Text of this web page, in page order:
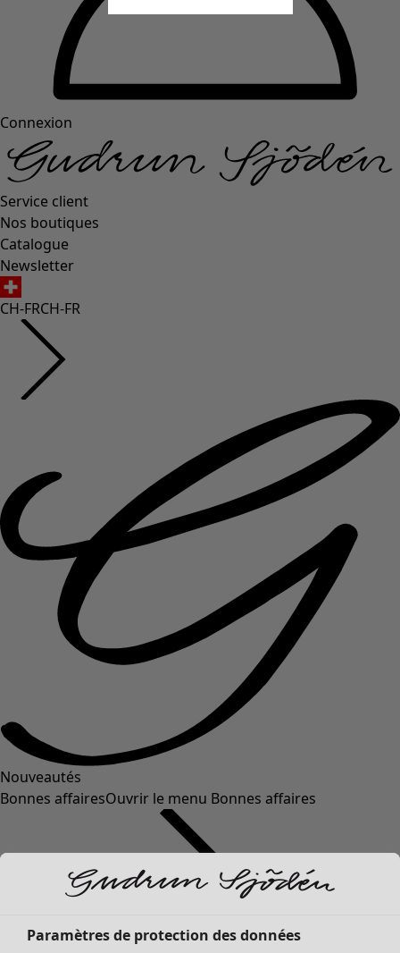
Connexion
Service client
Nos boutiques
Catalogue
Newsletter
CH-FRCH-FR
Nouveautés
Bonnes affairesOuvrir le menu Bonnes affaires
Paramètres de protection des données